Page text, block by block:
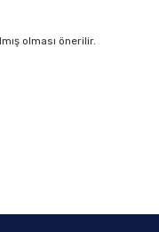
olması önerilir.